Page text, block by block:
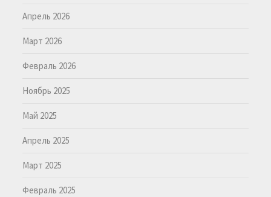
Апрель 2026
Март 2026
Февраль 2026
Ноябрь 2025
Май 2025
Апрель 2025
Март 2025
Февраль 2025